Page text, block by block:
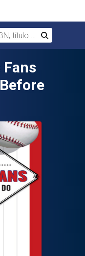
título o autor
Buscar